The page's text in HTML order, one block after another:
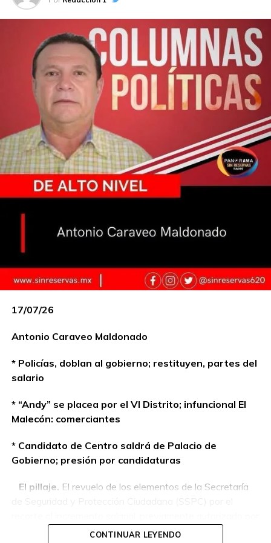
f) En ese vuelco a la elección de este año, desde hace
semanas circula de estar decidida quien será la Flor de
oro, sin ningún argumento sólido. Este guion no se
extraña, pues año con año se inducen ideas de supuestas
trampas en la elección, y si bien se han dados sospechas
en el pasado sobre el beneficio alguna aspirante, este
tipo de rumores mancha el evento,
g) En ese contexto, queda atrapada la joven
comalcalquense Bianca Chargoy Barajas por ser paisana
del gobernador Javier May.
h) Por otro lado, se perfilan como favoritas las
embajadora de la Perla de la Chontalpa Bianca Chargoy;
Nacajuca Sharys Karime Pérez Gutiérrez; la de Balancan,
reservas o escuchar nuestros comentarios con Roberto
Mail:caraveo20162016@outlook.com
Compartir en:
A CONTINUACIÓN
DE ALTO NIVEL
17/07/26
Antonio Caraveo Maldonado
* Policías, doblan al gobierno; restituyen, partes del
salario
* “Andy” se placea por el VI Distrito; infuncional El
Malecón: comerciantes
* Candidato de Centro saldrá de Palacio de
Gobierno; presión por candidaturas
El pillaje. El revuelo de los elementos de la Secretaría
Javier Maya partir del 2026
CONTINUAR LEYENDO